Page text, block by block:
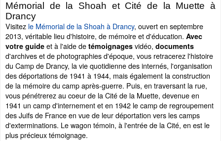
Mémorial de la Shoah et Cité de la Muette à
Drancy
Visitez le Mémorial de la Shoah à Drancy, ouvert en septembre
2013, véritable lieu d'histoire, de mémoire et d'éducation. Avec
votre guide et à l'aide de témoignages vidéo, documents
d'archives et de photographies d'époque, vous retracerez l'histoire
du Camp de Drancy, la vie quotidienne des internés, l'organisation
des déportations de 1941 à 1944, mais également la construction
de la mémoire du camp après-guerre. Puis, en traversant la rue,
vous pénétrerez au coeur de la Cité de la Muette, devenue en
1941 un camp d'internement et en 1942 le camp de regroupement
des Juifs de France en vue de leur déportation vers les camps
d'exterminations. Le wagon témoin, à l'entrée de la Cité, en est le
plus précieux témoignage.